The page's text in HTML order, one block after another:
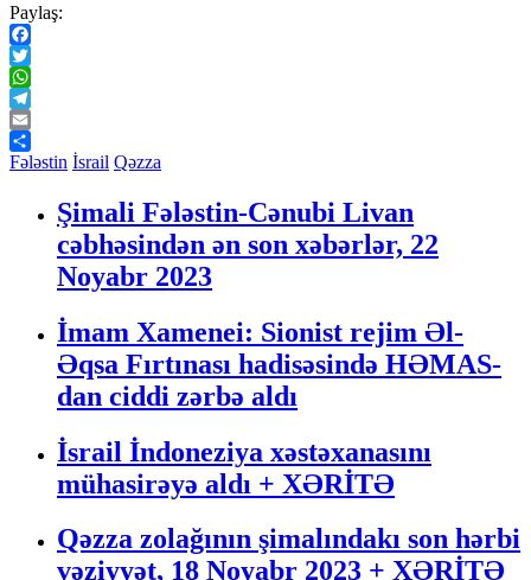
Paylaş:
Facebook
Twitter
WhatsApp
Telegram
Email
Share
Fələstin İsrail Qəzza
Şimali Fələstin-Cənubi Livan
cəbhəsindən ən son xəbərlər, 22
Noyabr 2023
İmam Xamenei: Sionist rejim Əl-
Əqsa Fırtınası hadisəsində HƏMAS-
dan ciddi zərbə aldı
İsrail İndoneziya xəstəxanasını
mühasirəyə aldı + XƏRİTƏ
Qəzza zolağının şimalındakı son hərbi
vəziyyət, 18 Noyabr 2023 + XƏRİTƏ